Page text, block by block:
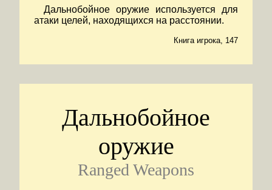
Дальнобойное оружие используется для
атаки целей, находящихся на расстоянии.
Книга игрока, 147
Дальнобойное
оружие
Ranged Weapons